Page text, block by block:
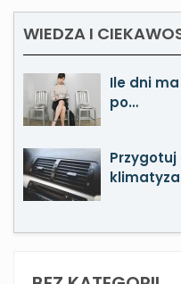
WIEDZA I
Ile dni
po…